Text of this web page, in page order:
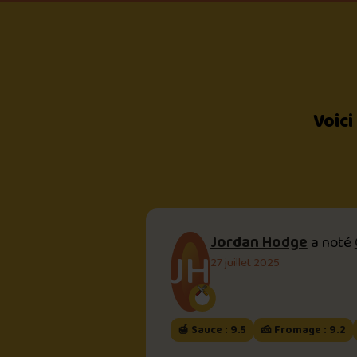
JHJordan Hodgea noté
27 juillet 2025
🍯 Sauce : 9.5 🧀 Fromage : 9.2